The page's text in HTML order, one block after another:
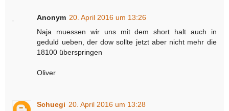
Anonym 20. April 2016 um 13:26
Naja muessen wir uns mit dem short halt auch in
geduld ueben, der dow sollte jetzt aber nicht mehr die
18100 überspringen
Oliver
Schuegi 20. April 2016 um 13:28